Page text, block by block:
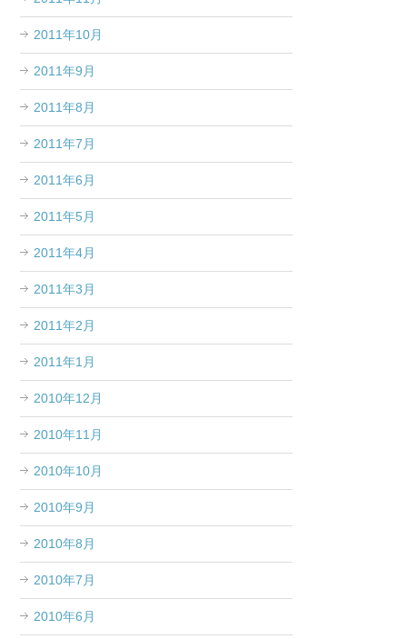
2011年10月
2011年9月
2011年8月
2011年7月
2011年6月
2011年5月
2011年4月
2011年3月
2011年2月
2011年1月
2010年12月
2010年11月
2010年10月
2010年9月
2010年8月
2010年7月
2010年6月